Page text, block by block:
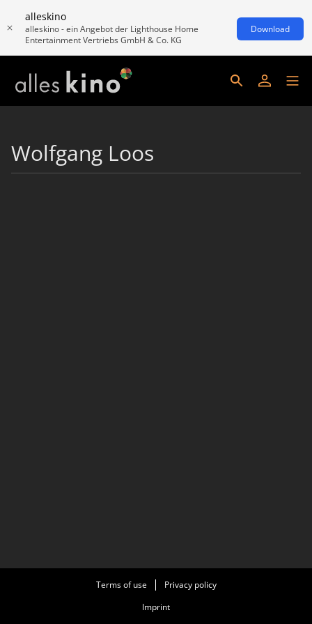
alleskino
alleskino - ein Angebot der Lighthouse Home
Entertainment Vertriebs GmbH & Co. KG
Download
Wolfgang Loos
Terms of use
Privacy policy
Imprint